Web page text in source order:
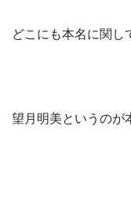
どこにも本名に関し
望月明美というのが